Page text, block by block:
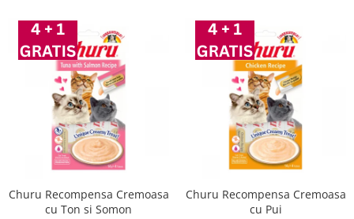
Churu Recompensa Cremoasa
cu Ton si Somon
Churu Recompensa Cremoasa
cu Pui